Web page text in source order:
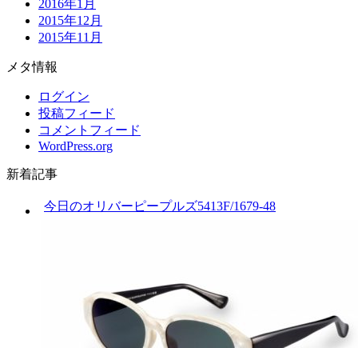
2016年1月
2015年12月
2015年11月
メタ情報
ログイン
投稿フィード
コメントフィード
WordPress.org
新着記事
今日のオリバーピープルズ5413F/1679-48